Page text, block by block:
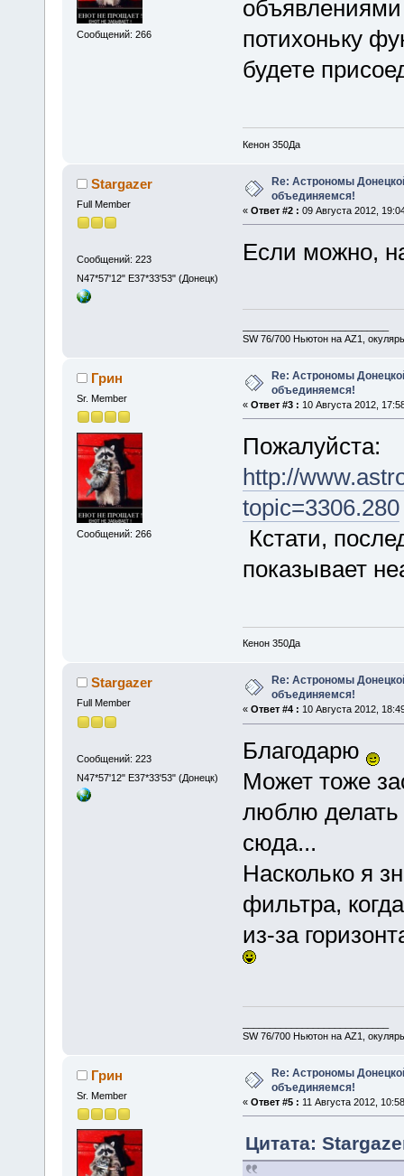
Сообщений: 266
объявлениями
потихоньку
будете
Кенон 350Да
Stargazer
Full Member
Сообщений: 223
N47*57'12" E37*33'53" (Донецк)
Re: Астрономы
объединяемся!
« Ответ #2 : 09 Августа 2012,
Если можно,
SW 76/700 Ньютон на AZ1,
Грин
Sr. Member
Сообщений: 266
Re: Астрономы
объединяемся!
« Ответ #3 : 10 Августа 2012,
Пожалуйста:
http://
topic=3306.280
Кстати,
показывает
Кенон 350Да
Stargazer
Full Member
Сообщений: 223
N47*57'12" E37*33'53" (Донецк)
Re: Астрономы
объединяемся!
« Ответ #4 : 10 Августа 2012,
Благодарю
Может тоже
люблю делать
сюда...
Насколько я
фильтра,
из-за
SW 76/700 Ньютон на AZ1,
Грин
Sr. Member
Re: Астрономы
объединяемся!
« Ответ #5 : 11 Августа 2012,
Цитата: